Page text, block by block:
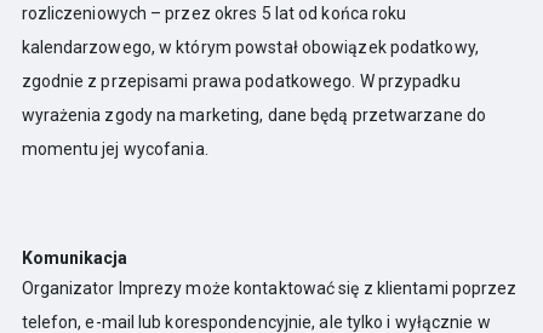
rozliczeniowych – przez okres 5 lat od końca roku
kalendarzowego, w którym powstał obowiązek podatkowy,
zgodnie z przepisami prawa podatkowego. W przypadku
wyrażenia zgody na marketing, dane będą przetwarzane do
momentu jej wycofania.
Komunikacja
Organizator Imprezy może kontaktować się z klientami poprzez
telefon, e-mail lub korespondencyjnie, ale tylko i wyłącznie w